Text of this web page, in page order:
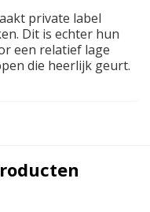
private label
Dit is echter hun
een relatief lage
die heerlijk geurt.